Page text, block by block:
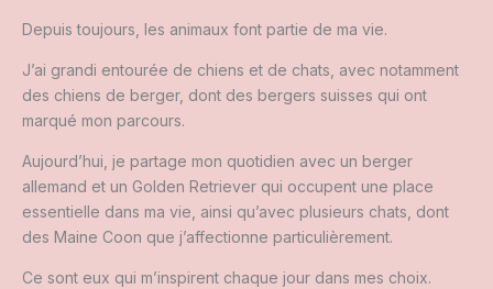
Depuis toujours, les animaux font partie de ma vie.
J’ai grandi entourée de chiens et de chats, avec notamment
des chiens de berger, dont des bergers suisses qui ont
marqué mon parcours.
Aujourd’hui, je partage mon quotidien avec un berger
allemand et un Golden Retriever qui occupent une place
essentielle dans ma vie, ainsi qu’avec plusieurs chats, dont
des Maine Coon que j’affectionne particulièrement.
Ce sont eux qui m’inspirent chaque jour dans mes choix.